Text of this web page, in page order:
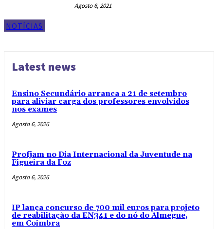
NOTÍCIAS
Agosto 6, 2021
Latest news
Ensino Secundário arranca a 21 de setembro
para aliviar carga dos professores envolvidos
nos exames
Agosto 6, 2026
Profjam no Dia Internacional da Juventude na
Figueira da Foz
Agosto 6, 2026
IP lança concurso de 700 mil euros para projeto
de reabilitação da EN341 e do nó do Almegue,
em Coimbra